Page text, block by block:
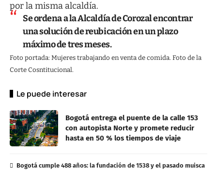
por la misma alcaldía.
Se ordena a la Alcaldía de Corozal encontrar
una solución de reubicación en un plazo
máximo de tres meses.
Foto portada: Mujeres trabajando en venta de comida. Foto de la
Corte Cosntitucional.
Le puede interesar
Bogotá entrega el puente de la calle 153
con autopista Norte y promete reducir
hasta en 50 % los tiempos de viaje
Bogotá cumple 488 años: la fundación de 1538 y el pasado muisca